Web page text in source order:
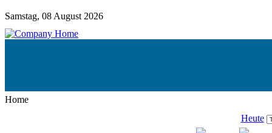
Samstag, 08 August 2026
Home
Heute